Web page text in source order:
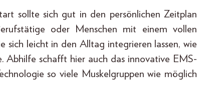
sollte sich gut in den persönlichen Zeitplan
oder Menschen mit einem vollen
sich leicht in den Alltag integrieren lassen, wie
Abhilfe schafft hier auch das innovative EMS-
so viele Muskelgruppen wie möglich